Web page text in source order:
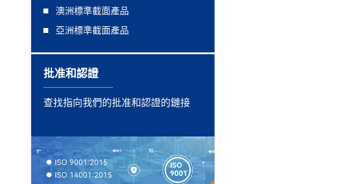
澳洲標準截面產品
亞洲標準截面產品
批准和認證
查找指向我們的批准和認證的鏈接